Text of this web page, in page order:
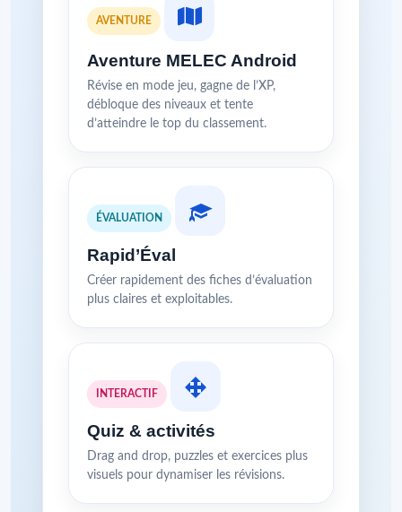
AVENTURE
Aventure MELEC Android
Révise en mode jeu, gagne de l’XP,
débloque des niveaux et tente
d’atteindre le top du classement.
ÉVALUATION
Rapid’Éval
Créer rapidement des fiches d’évaluation
plus claires et exploitables.
INTERACTIF
Quiz & activités
Drag and drop, puzzles et exercices plus
visuels pour dynamiser les révisions.